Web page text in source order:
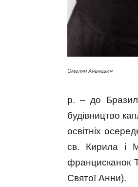
Омелян Ананевич
р. – до
будівництво
освітніх
св. Кирила і
францисканок
Святої Анни).